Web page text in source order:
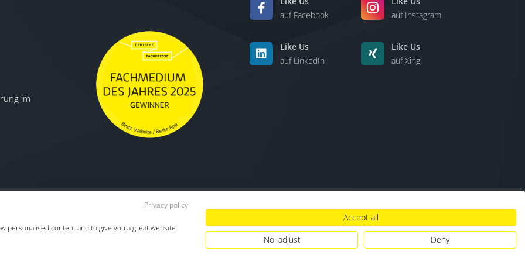
im
auf Facebook
auf Instagram
Like Us
auf LinkedIn
Like Us
auf Xing
Datenschutz Impressum Hinweisgebersystem
Privacy policy
personalised content and to give you a great website
Accept all
No, adjust
Deny